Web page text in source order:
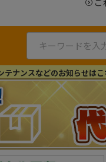
テナンスなどのお知らせは